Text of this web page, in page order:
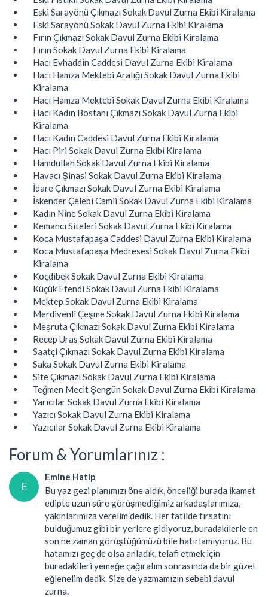
Eski Sarayönü Çıkmazı Sokak Davul Zurna Ekibi Kiralama
Eski Sarayönü Sokak Davul Zurna Ekibi Kiralama
Fırın Çıkmazı Sokak Davul Zurna Ekibi Kiralama
Fırın Sokak Davul Zurna Ekibi Kiralama
Hacı Evhaddin Caddesi Davul Zurna Ekibi Kiralama
Hacı Hamza Mektebi Aralığı Sokak Davul Zurna Ekibi
Kiralama
Hacı Hamza Mektebi Sokak Davul Zurna Ekibi Kiralama
Hacı Kadın Bostanı Çıkmazı Sokak Davul Zurna Ekibi
Kiralama
Hacı Kadın Caddesi Davul Zurna Ekibi Kiralama
Hacı Piri Sokak Davul Zurna Ekibi Kiralama
Hamdullah Sokak Davul Zurna Ekibi Kiralama
Havacı Şinasi Sokak Davul Zurna Ekibi Kiralama
İdare Çıkmazı Sokak Davul Zurna Ekibi Kiralama
İskender Çelebi Camii Sokak Davul Zurna Ekibi Kiralama
Kadın Nine Sokak Davul Zurna Ekibi Kiralama
Kemancı Siteleri Sokak Davul Zurna Ekibi Kiralama
Koca Mustafapaşa Caddesi Davul Zurna Ekibi Kiralama
Koca Mustafapaşa Medresesi Sokak Davul Zurna Ekibi
Kiralama
Koçdibek Sokak Davul Zurna Ekibi Kiralama
Küçük Efendi Sokak Davul Zurna Ekibi Kiralama
Mektep Sokak Davul Zurna Ekibi Kiralama
Merdivenli Çeşme Sokak Davul Zurna Ekibi Kiralama
Meşruta Çıkmazı Sokak Davul Zurna Ekibi Kiralama
Recep Uras Sokak Davul Zurna Ekibi Kiralama
Saatçi Çıkmazı Sokak Davul Zurna Ekibi Kiralama
Saka Sokak Davul Zurna Ekibi Kiralama
Site Çıkmazı Sokak Davul Zurna Ekibi Kiralama
Teğmen Mecit Şengün Sokak Davul Zurna Ekibi Kiralama
Yarıcılar Sokak Davul Zurna Ekibi Kiralama
Yazıcı Sokak Davul Zurna Ekibi Kiralama
Yazıcılar Sokak Davul Zurna Ekibi Kiralama
Forum & Yorumlarınız :
E
Emine Hatip
Bu yaz gezi planımızı öne aldık, önceliği burada ikamet
edipte uzun süre görüşmediğimiz arkadaşlarımıza,
yakınlarımıza verelim dedik. Her tatilde fırsatını
bulduğumuz gibi bir yerlere gidiyoruz, buradakilerle en
son ne zaman görüştüğümüzü bile hatırlamıyoruz. Bu
hatamızı geç de olsa anladık, telafi etmek için
buradakileri yemeğe çağıralım sonrasında da bir güzel
eğlenelim dedik. Size de yazmamızın sebebi davul
zurna.